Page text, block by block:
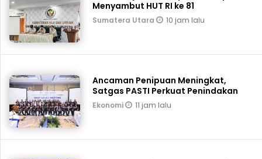
Menyambut HUT RI ke 81
Sumatera Utara 10 jam lalu
Ancaman Penipuan Meningkat,
Satgas PASTI Perkuat Penindakan
Ekonomi 11 jam lalu